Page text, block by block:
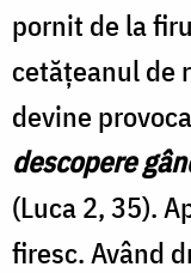
pornit de la
cetăţeanul de
devine
descopere
(Luca 2, 35).
firesc. Având